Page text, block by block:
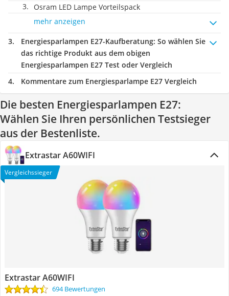
Osram LED Lampe Vorteilspack
mehr anzeigen
Energiesparlampen E27-Kaufberatung: So wählen Sie
das richtige Produkt aus dem obigen
Energiesparlampen E27 Test oder Vergleich
Kommentare zum Energiesparlampe E27 Vergleich
Die besten Energiesparlampen E27:
Wählen Sie Ihren persönlichen Testsieger
aus der Bestenliste.
Extrastar A60WIFI
Vergleichssieger
Extrastar A60WIFI
694 Bewertungen